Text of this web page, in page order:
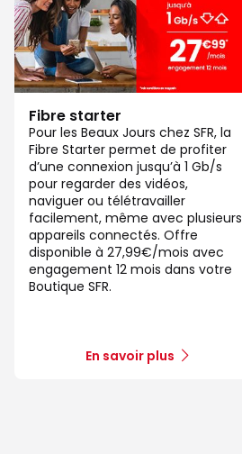
Fibre starter
Pour les Beaux Jours chez SFR, la
Fibre Starter permet de profiter
d’une connexion jusqu’à 1 Gb/s
pour regarder des vidéos,
naviguer ou télétravailler
facilement, même avec plusieurs
appareils connectés. Offre
disponible à 27,99€/mois avec
engagement 12 mois dans votre
Boutique SFR.
En savoir plus